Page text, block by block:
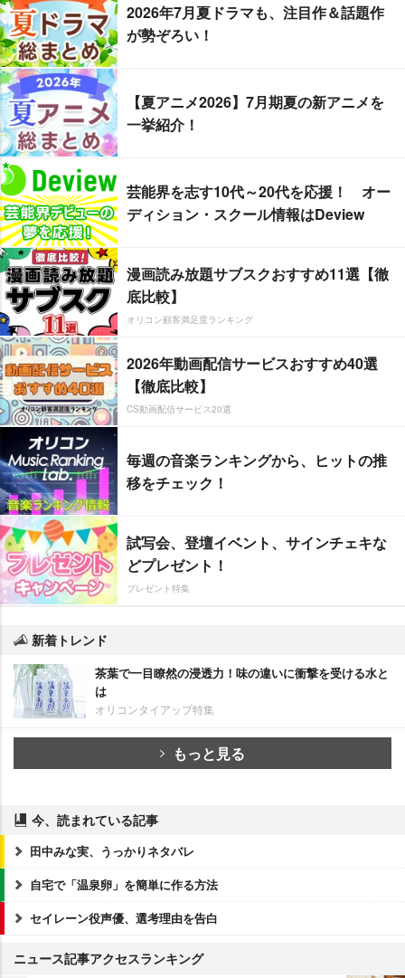
2026年7月夏ドラマも、注目作＆話題作
が勢ぞろい！
【夏アニメ2026】7月期夏の新アニメを
一挙紹介！
芸能界を志す10代～20代を応援！ オー
ディション・スクール情報はDeview
漫画読み放題サブスクおすすめ11選【徹
底比較】
オリコン顧客満足度ランキング
2026年動画配信サービスおすすめ40選
【徹底比較】
CS動画配信サービス20選
毎週の音楽ランキングから、ヒットの推
移をチェック！
試写会、登壇イベント、サインチェキな
どプレゼント！
プレゼント特集
新着トレンド
茶葉で一目瞭然の浸透力！味の違いに衝撃を受ける水と
は
オリコンタイアップ特集
もっと見る
今、読まれている記事
田中みな実、うっかりネタバレ
自宅で「温泉卵」を簡単に作る方法
セイレーン役声優、選考理由を告白
ニュース記事アクセスランキング